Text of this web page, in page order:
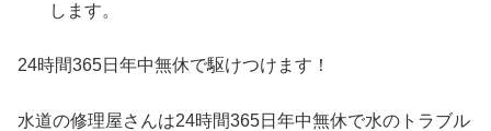
します。
24時間365日 年中無休で駆けつけます！
水道の修理屋さんは24時間365日年中無休で水のトラブル